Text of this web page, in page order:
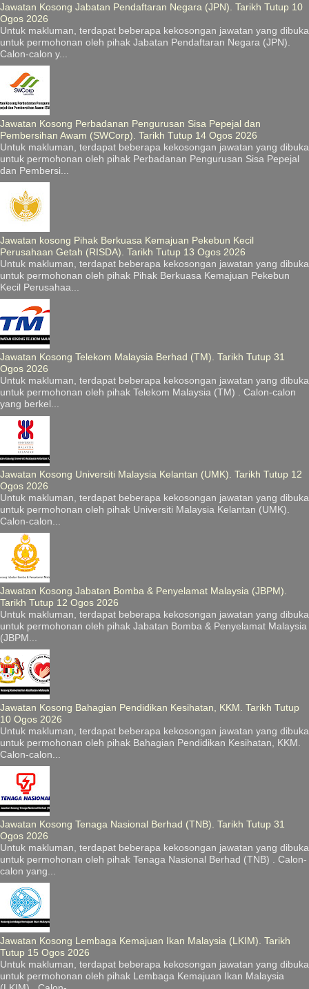
Jawatan Kosong Jabatan Pendaftaran Negara (JPN). Tarikh Tutup 10
Ogos 2026
Untuk makluman, terdapat beberapa kekosongan jawatan yang dibuka
untuk permohonan oleh pihak Jabatan Pendaftaran Negara (JPN).
Calon-calon y...
Jawatan Kosong Perbadanan Pengurusan Sisa Pepejal dan
Pembersihan Awam (SWCorp). Tarikh Tutup 14 Ogos 2026
Untuk makluman, terdapat beberapa kekosongan jawatan yang dibuka
untuk permohonan oleh pihak Perbadanan Pengurusan Sisa Pepejal
dan Pembersi...
Jawatan kosong Pihak Berkuasa Kemajuan Pekebun Kecil
Perusahaan Getah (RISDA). Tarikh Tutup 13 Ogos 2026
Untuk makluman, terdapat beberapa kekosongan jawatan yang dibuka
untuk permohonan oleh pihak Pihak Berkuasa Kemajuan Pekebun
Kecil Perusahaa...
Jawatan Kosong Telekom Malaysia Berhad (TM). Tarikh Tutup 31
Ogos 2026
Untuk makluman, terdapat beberapa kekosongan jawatan yang dibuka
untuk permohonan oleh pihak Telekom Malaysia (TM) . Calon-calon
yang berkel...
Jawatan Kosong Universiti Malaysia Kelantan (UMK). Tarikh Tutup 12
Ogos 2026
Untuk makluman, terdapat beberapa kekosongan jawatan yang dibuka
untuk permohonan oleh pihak Universiti Malaysia Kelantan (UMK).
Calon-calon...
Jawatan Kosong Jabatan Bomba & Penyelamat Malaysia (JBPM).
Tarikh Tutup 12 Ogos 2026
Untuk makluman, terdapat beberapa kekosongan jawatan yang dibuka
untuk permohonan oleh pihak Jabatan Bomba & Penyelamat Malaysia
(JBPM...
Jawatan Kosong Bahagian Pendidikan Kesihatan, KKM. Tarikh Tutup
10 Ogos 2026
Untuk makluman, terdapat beberapa kekosongan jawatan yang dibuka
untuk permohonan oleh pihak Bahagian Pendidikan Kesihatan, KKM.
Calon-calon...
Jawatan Kosong Tenaga Nasional Berhad (TNB). Tarikh Tutup 31
Ogos 2026
Untuk makluman, terdapat beberapa kekosongan jawatan yang dibuka
untuk permohonan oleh pihak Tenaga Nasional Berhad (TNB) . Calon-
calon yang...
Jawatan Kosong Lembaga Kemajuan Ikan Malaysia (LKIM). Tarikh
Tutup 15 Ogos 2026
Untuk makluman, terdapat beberapa kekosongan jawatan yang dibuka
untuk permohonan oleh pihak Lembaga Kemajuan Ikan Malaysia